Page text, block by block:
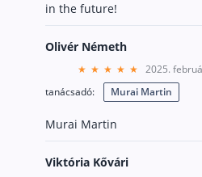
in the future!
Olivér Németh
2025.
tanácsadó:
Murai Martin
Murai Martin
Viktória Kővári